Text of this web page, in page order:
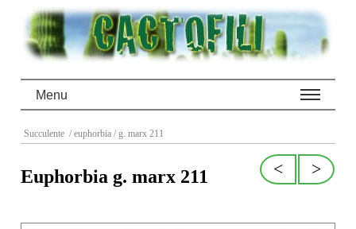
Menu
Succulente / euphorbia / g. marx 211
>
<
Euphorbia g. marx 211